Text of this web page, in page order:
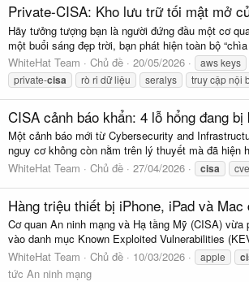
Private-CISA: Kho lưu trữ tối mật mở
Hãy tưởng tượng bạn là người đứng đầu một cơ
một buổi sáng đẹp trời, bạn phát hiện toàn bộ
WhiteHat Team
Chủ đề 20/05/2026 aws keys
private-cisa rò ri dữ liệu seralys truy cập nội
CISA cảnh báo khẩn: 4 lỗ hổng đang
Một cảnh báo mới từ Cybersecurity and
nguy cơ không còn nằm trên lý thuyết mà đã
WhiteHat Team
Chủ đề 27/04/2026 cisa
Hàng triệu thiết bị iPhone, iPad và
Cơ quan An ninh mạng và Hạ tầng Mỹ (CISA)
vào danh mục Known Exploited Vulnerabilities
WhiteHat Team
Chủ đề 10/03/2026 apple
tức An ninh mạng